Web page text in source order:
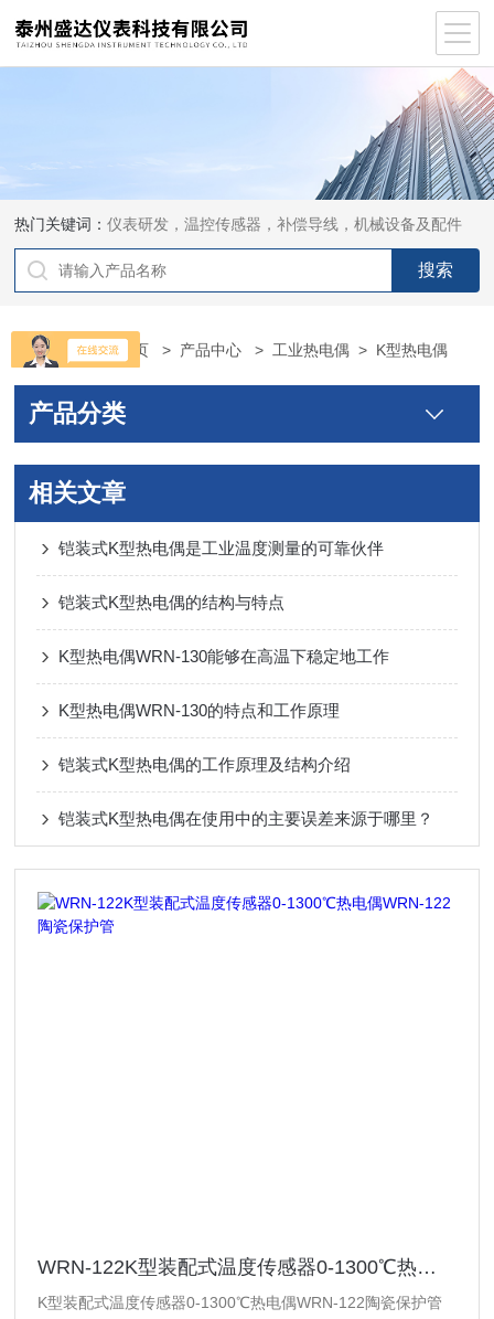
热门关键词：仪表研发，温控传感器，补偿导线，机械设备及配件
当前位置：首页 > 产品中心 > 工业热电偶 > K型热电偶
产品分类
相关文章
铠装式K型热电偶是工业温度测量的可靠伙伴
铠装式K型热电偶的结构与特点
K型热电偶WRN-130能够在高温下稳定地工作
K型热电偶WRN-130的特点和工作原理
铠装式K型热电偶的工作原理及结构介绍
铠装式K型热电偶在使用中的主要误差来源于哪里？
WRN-122K型装配式温度传感器0-1300℃热电偶WRN-122陶瓷保护管
K型装配式温度传感器0-1300℃热电偶WRN-122陶瓷保护管